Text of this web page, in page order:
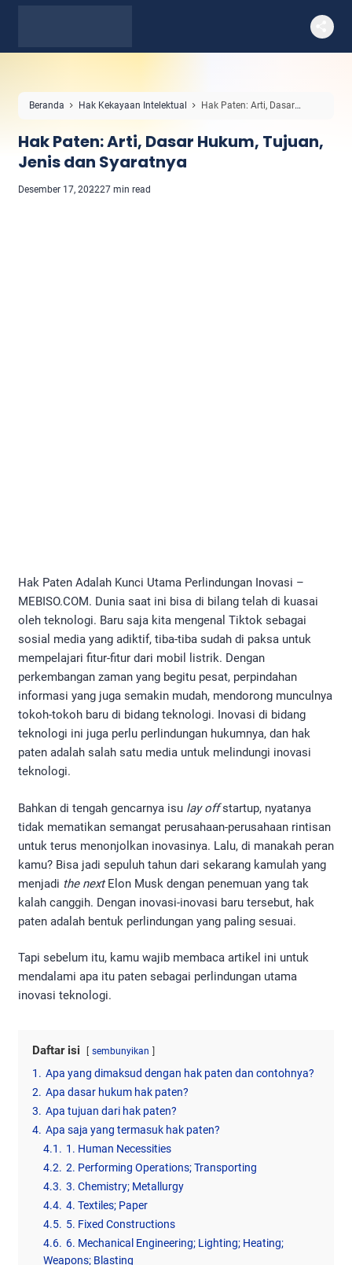
Beranda Hak Kekayaan Intelektual
Hak Paten: Arti, Dasar
Hak Paten: Arti, Dasar Hukum, Tujuan,
Jenis dan Syaratnya
Desember 17, 202227 min read
Hak Paten Adalah Kunci Utama Perlindungan Inovasi –
MEBISO.COM. Dunia saat ini bisa di bilang telah di kuasai
oleh teknologi. Baru saja kita mengenal Tiktok sebagai
sosial media yang adiktif, tiba-tiba sudah di paksa untuk
mempelajari fitur-fitur dari mobil listrik. Dengan
perkembangan zaman yang begitu pesat, perpindahan
informasi yang juga semakin mudah, mendorong munculnya
tokoh-tokoh baru di bidang teknologi. Inovasi di bidang
teknologi ini juga perlu perlindungan hukumnya, dan hak
paten adalah salah satu media untuk melindungi inovasi
teknologi.
Bahkan di tengah gencarnya isu lay offstartup, nyatanya
tidak mematikan semangat perusahaan-perusahaan rintisan
untuk terus menonjolkan inovasinya. Lalu, di manakah peran
kamu? Bisa jadi sepuluh tahun dari sekarang kamulah yang
menjadi the nextElon Musk dengan penemuan yang tak
kalah canggih. Dengan inovasi-inovasi baru tersebut, hak
paten adalah bentuk perlindungan yang paling sesuai.
Tapi sebelum itu, kamu wajib membaca artikel ini untuk
mendalami apa itu paten sebagai perlindungan utama
inovasi teknologi.
Daftar isi sembunyikan
1. Apa yang dimaksud dengan hak paten dan contohnya?
2. Apa dasar hukum hak paten?
3. Apa tujuan dari hak paten?
4. Apa saja yang termasuk hak paten?
4.1. 1. Human Necessities
4.2. 2. Performing Operations; Transporting
4.3. 3. Chemistry; Metallurgy
4.4. 4. Textiles; Paper
4.5. 5. Fixed Constructions
4.6. 6. Mechanical Engineering; Lighting; Heating;
Weapons; Blasting